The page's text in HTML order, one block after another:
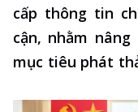
cấp thông tin
cận, nhằm
mục tiêu phát